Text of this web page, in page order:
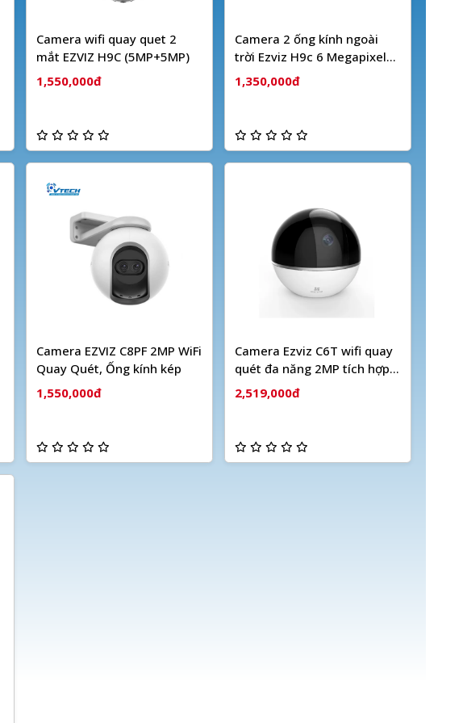
Camera wifi quay quet 2
mắt EZVIZ H9C (5MP+5MP)
1,550,000đ
Camera 2 ống kính ngoài
trời Ezviz H9c 6 Megapixel
(Dual camera)
1,350,000đ
Camera EZVIZ C8PF 2MP WiFi
Quay Quét, Ống kính kép
1,550,000đ
Camera Ezviz C6T wifi quay
quét đa năng 2MP tích hợp
báo động
2,519,000đ